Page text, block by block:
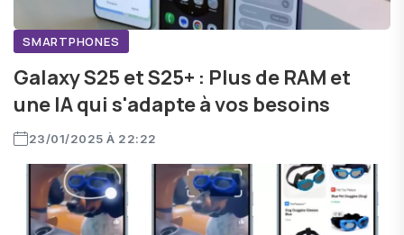
SMARTPHONES
Galaxy S25 et S25+ : Plus de RAM et
une IA qui s'adapte à vos besoins
23/01/2025 À 22:22